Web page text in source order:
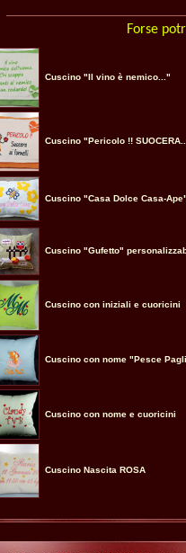
Forse
Cuscino "Il vino è nemico..."
Cuscino "Pericolo !!
Cuscino "Casa Dolce Casa-
Cuscino "Gufetto"
Cuscino con iniziali e cuoricini
Cuscino con nome "Pesce
Cuscino con nome e cuoricini
Cuscino Nascita ROSA